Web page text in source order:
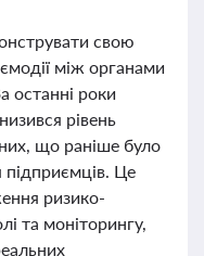
свою
між органами
останні роки
рівень
що раніше було
Це
ризико-
та моніторингу,